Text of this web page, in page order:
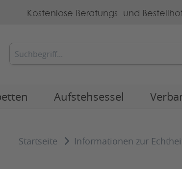
Kostenlose Beratungs- und
Aufstehsessel
Startseite Informationen zur